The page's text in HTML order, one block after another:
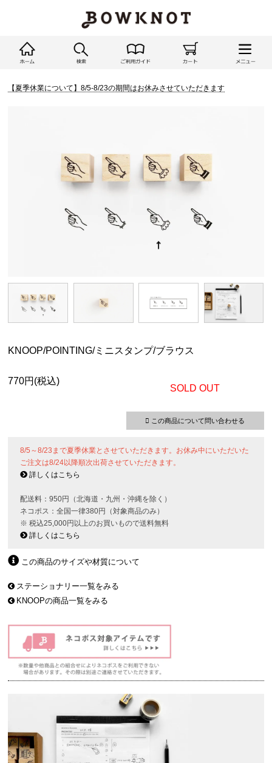
【夏季休業について】8/5-8/23の期間はお休みさせていただきます
KNOOP/POINTING/ミニスタンプ/ブラウス
770円(税込)
SOLD OUT
この商品について問い合わせる
8/5～8/23まで夏季休業とさせていただきます。お休み中にいただいた
ご注文は8/24以降順次出荷させていただきます。
詳しくはこちら
配送料：950円（北海道・九州・沖縄を除く）
ネコポス：全国一律380円（対象商品のみ）
※ 税込25,000円以上のお買いもので送料無料
詳しくはこちら
この商品のサイズや材質について
ステーショナリー一覧をみる
KNOOPの商品一覧をみる